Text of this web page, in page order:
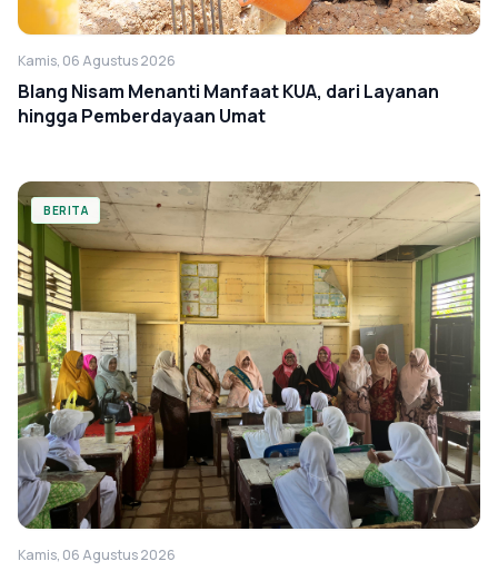
Kamis, 06 Agustus 2026
Blang Nisam Menanti Manfaat KUA, dari Layanan
hingga Pemberdayaan Umat
BERITA
Kamis, 06 Agustus 2026